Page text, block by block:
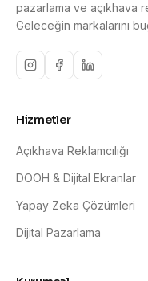
pazarlama ve açıkhava
Geleceğin markalarını
Hizmetler
Açıkhava Reklamcılığı
DOOH & Dijital Ekranlar
Yapay Zeka Çözümleri
Dijital Pazarlama